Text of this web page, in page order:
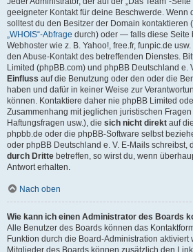
geeigneter Kontakt für deine Beschwerde. Wenn
solltest du den Besitzer der Domain kontaktieren
„WHOIS“-Abfrage durch) oder — falls diese Seite
Webhoster wie z. B. Yahoo!, free.fr, funpic.de
den Abuse-Kontakt des betreffenden Dienstes.
Limited (phpBB.com) und phpBB Deutschland e.
Einfluss auf die Benutzung oder den oder die
haben und dafür in keiner Weise zur
können. Kontaktiere daher nie phpBB Limited
Zusammenhang mit jeglichen juristischen
Haftungsfragen usw.), die sich nicht direkt auf
phpbb.de oder die phpBB-Software selbst
oder phpBB Deutschland e. V. E-Mails schreibst,
durch Dritte betreffen, so wirst du, wenn
Antwort erhalten.
Nach oben
Wie kann ich einen Administrator des Boards
Alle Benutzer des Boards können das
Funktion durch die Board-Administration aktiviert
Mitglieder des Boards können zusätzlich den Link